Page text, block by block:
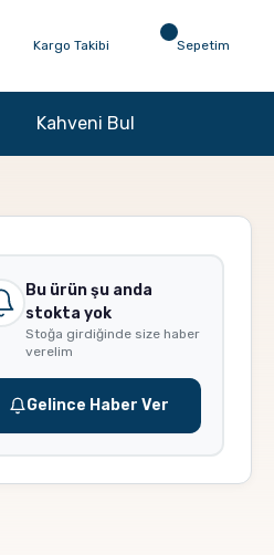
Kargo Takibi Sepetim
Kahveni Bul
Bu ürün şu anda
stokta yok
Stoğa girdiğinde size haber
verelim
Gelince Haber Ver